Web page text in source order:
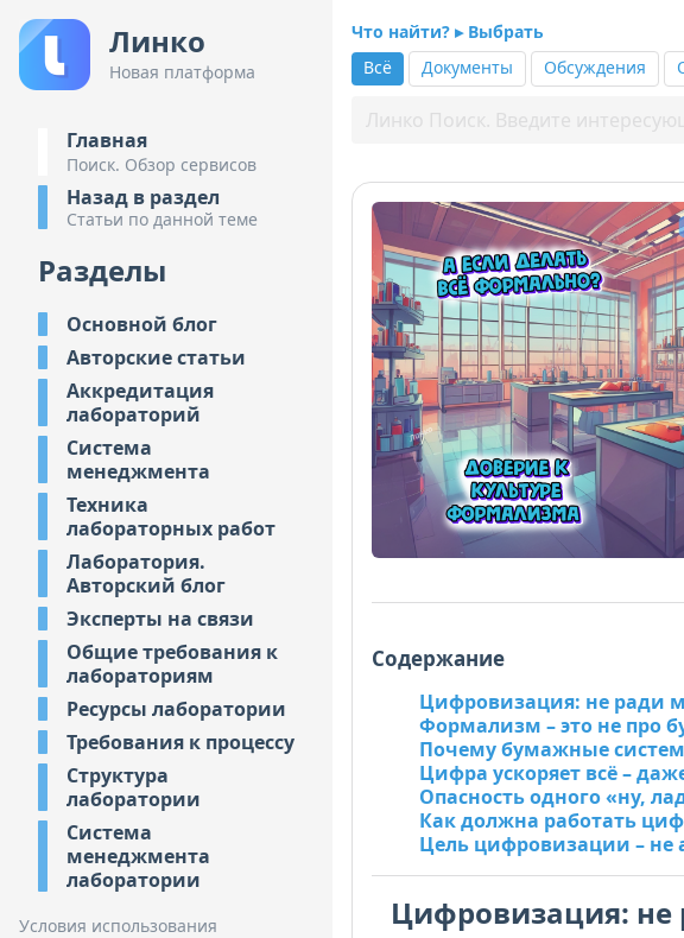
Линко
Новая платформа
Главная
Поиск. Обзор сервисов
Назад в раздел
Статьи по данной теме
Разделы
Основной блог
Авторские статьи
Аккредитация
лабораторий
Система
менеджмента
Техника
лабораторных работ
Лаборатория.
Авторский блог
Эксперты на связи
Общие требования к
лабораториям
Ресурсы лаборатории
Требования к процессу
Структура
лаборатории
Система
менеджмента
лаборатории
Условия использования
Что найти? ▸ Выбрать
Всё
Документы Обсуждения
Содержание
Цифровизация: не ради
Формализм – это не про
Почему бумажные
Цифра ускоряет всё –
Опасность одного «ну,
Как должна работать
Цель цифровизации – не
Цифровизация: не